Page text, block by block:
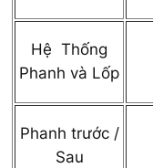
Hệ Thống
Phanh và Lốp
Phanh trước /
Sau